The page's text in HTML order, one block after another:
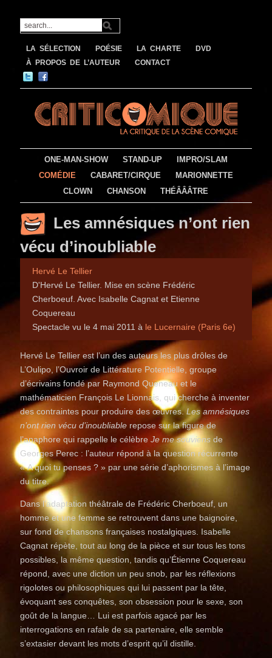
LA SÉLECTION POÉSIE LA CHARTE
DVD
À PROPOS DE L’AUTEUR
CONTACT
ONE-MAN-SHOW STAND-UP
IMPRO/SLAM
COMÉDIE
CABARET/CIRQUE
MARIONNETTE
CLOWN
CHANSON THÉÂÂÂTRE
Les amnésiques n’ont rien
vécu d’inoubliable
Hervé Le Tellier
D'Hervé Le Tellier. Mise en scène Frédéric
Cherboeuf. Avec Isabelle Cagnat et Etienne
Coquereau
Spectacle vu le 4 mai 2011 à le Lucernaire (Paris 6e)
Hervé Le Tellier est l’un des auteurs les plus drôles de
L’Oulipo, l’Ouvroir de Littérature Potentielle, groupe
d’écrivains fondé par Raymond Queneau et le
mathématicien François Le Lionnais, qui cherche à inventer
des contraintes pour produire des œuvres.Les amnésiques
n’ont rien vécu d’inoubliable repose sur la figure de
l’anaphore qui rappelle le célèbreJe me souviens de
Georges Perec : l’auteur répond à la question récurrente
« A quoi tu penses ? » par une série d’aphorismes à l’image
du titre.
Dans l’adaptation théâtrale de Frédéric Cherboeuf, un
homme et une femme se retrouvent dans une baignoire,
sur fond de chansons françaises nostalgiques. Isabelle
Cagnat répète, tout au long de la pièce et sur tous les tons
possibles, la même question, tandis qu’Étienne Coquereau
répond, avec une diction un peu snob, par les réflexions
rigolotes ou philosophiques qui lui passent par la tête,
évoquant ses conquêtes, son obsession pour le sexe, son
goût de la langue… Lui est parfois agacé par les
interrogations en rafale de sa partenaire, elle semble
s’extasier devant les mots d’esprit qu’il distille.